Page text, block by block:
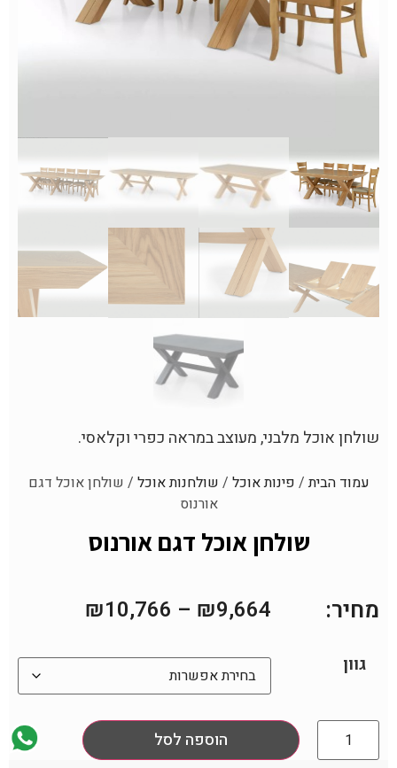
שולחן אוכל מלבני, מעוצב במראה כפרי וקלאסי.
עמוד הבית/ פינות אוכל / שולחנות אוכל / שולחן אוכל דגם
אורנוס
שולחן אוכל דגם אורנוס
מחיר: ₪9,664
–
₪10,766
גוון
הוספה לסל